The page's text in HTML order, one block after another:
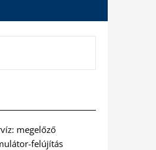
megelőző
felújítás